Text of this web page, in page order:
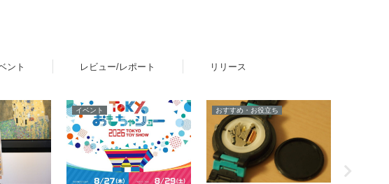
ント レビュー/レポート リリース
イベント おすすめ・お役立ち